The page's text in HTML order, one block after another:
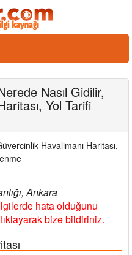
Nasıl Gidilir,
Yol Tarifi
Havalimanı Haritası,
Ankara
hata olduğunu
bize bildiriniz.